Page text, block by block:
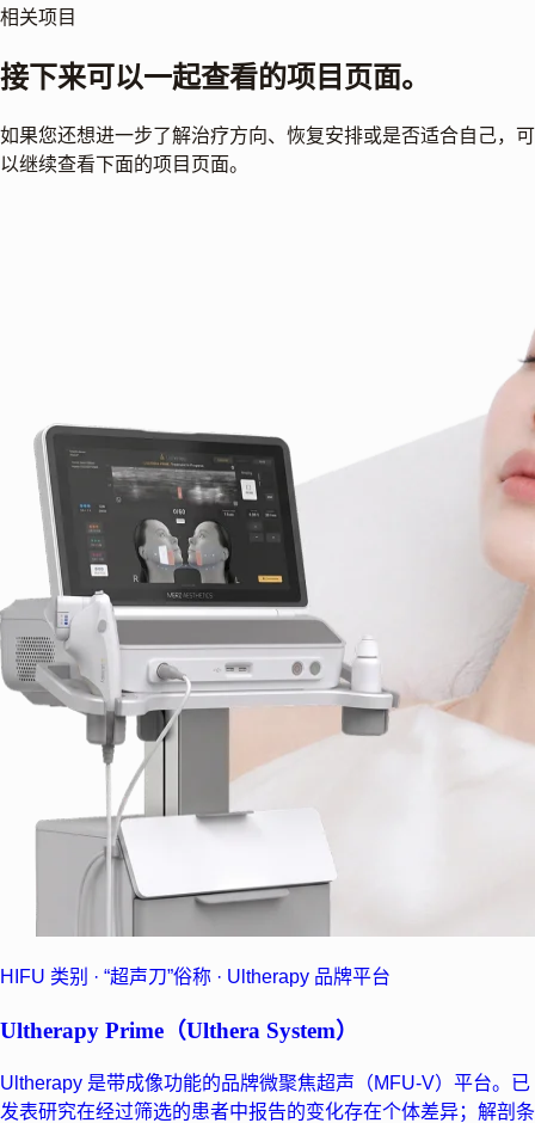
相关项目
接下来可以一起查看的项目页面。
如果您还想进一步了解治疗方向、恢复安排或是否适合自己，可
以继续查看下面的项目页面。
HIFU 类别 · “超声刀”俗称 · Ultherapy 品牌平台
Ultherapy Prime（Ulthera System）
Ultherapy 是带成像功能的品牌微聚焦超声（MFU-V）平台。已
发表研究在经过筛选的患者中报告的变化存在个体差异；解剖条